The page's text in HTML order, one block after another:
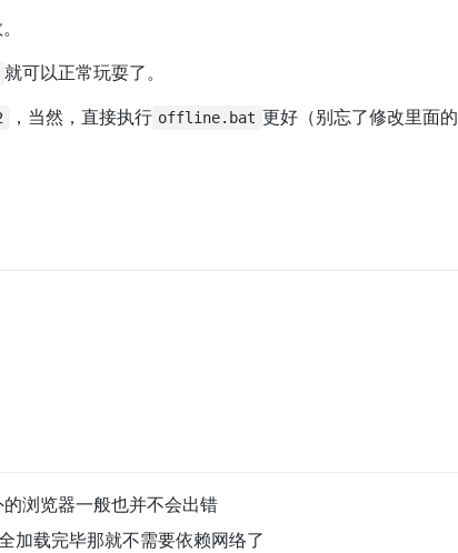
就可以正常玩耍了。
，当然，直接执行 offline.bat 更好（别忘了修改里面的
浏览器一般也并不会出错
加载完毕那就不需要依赖网络了